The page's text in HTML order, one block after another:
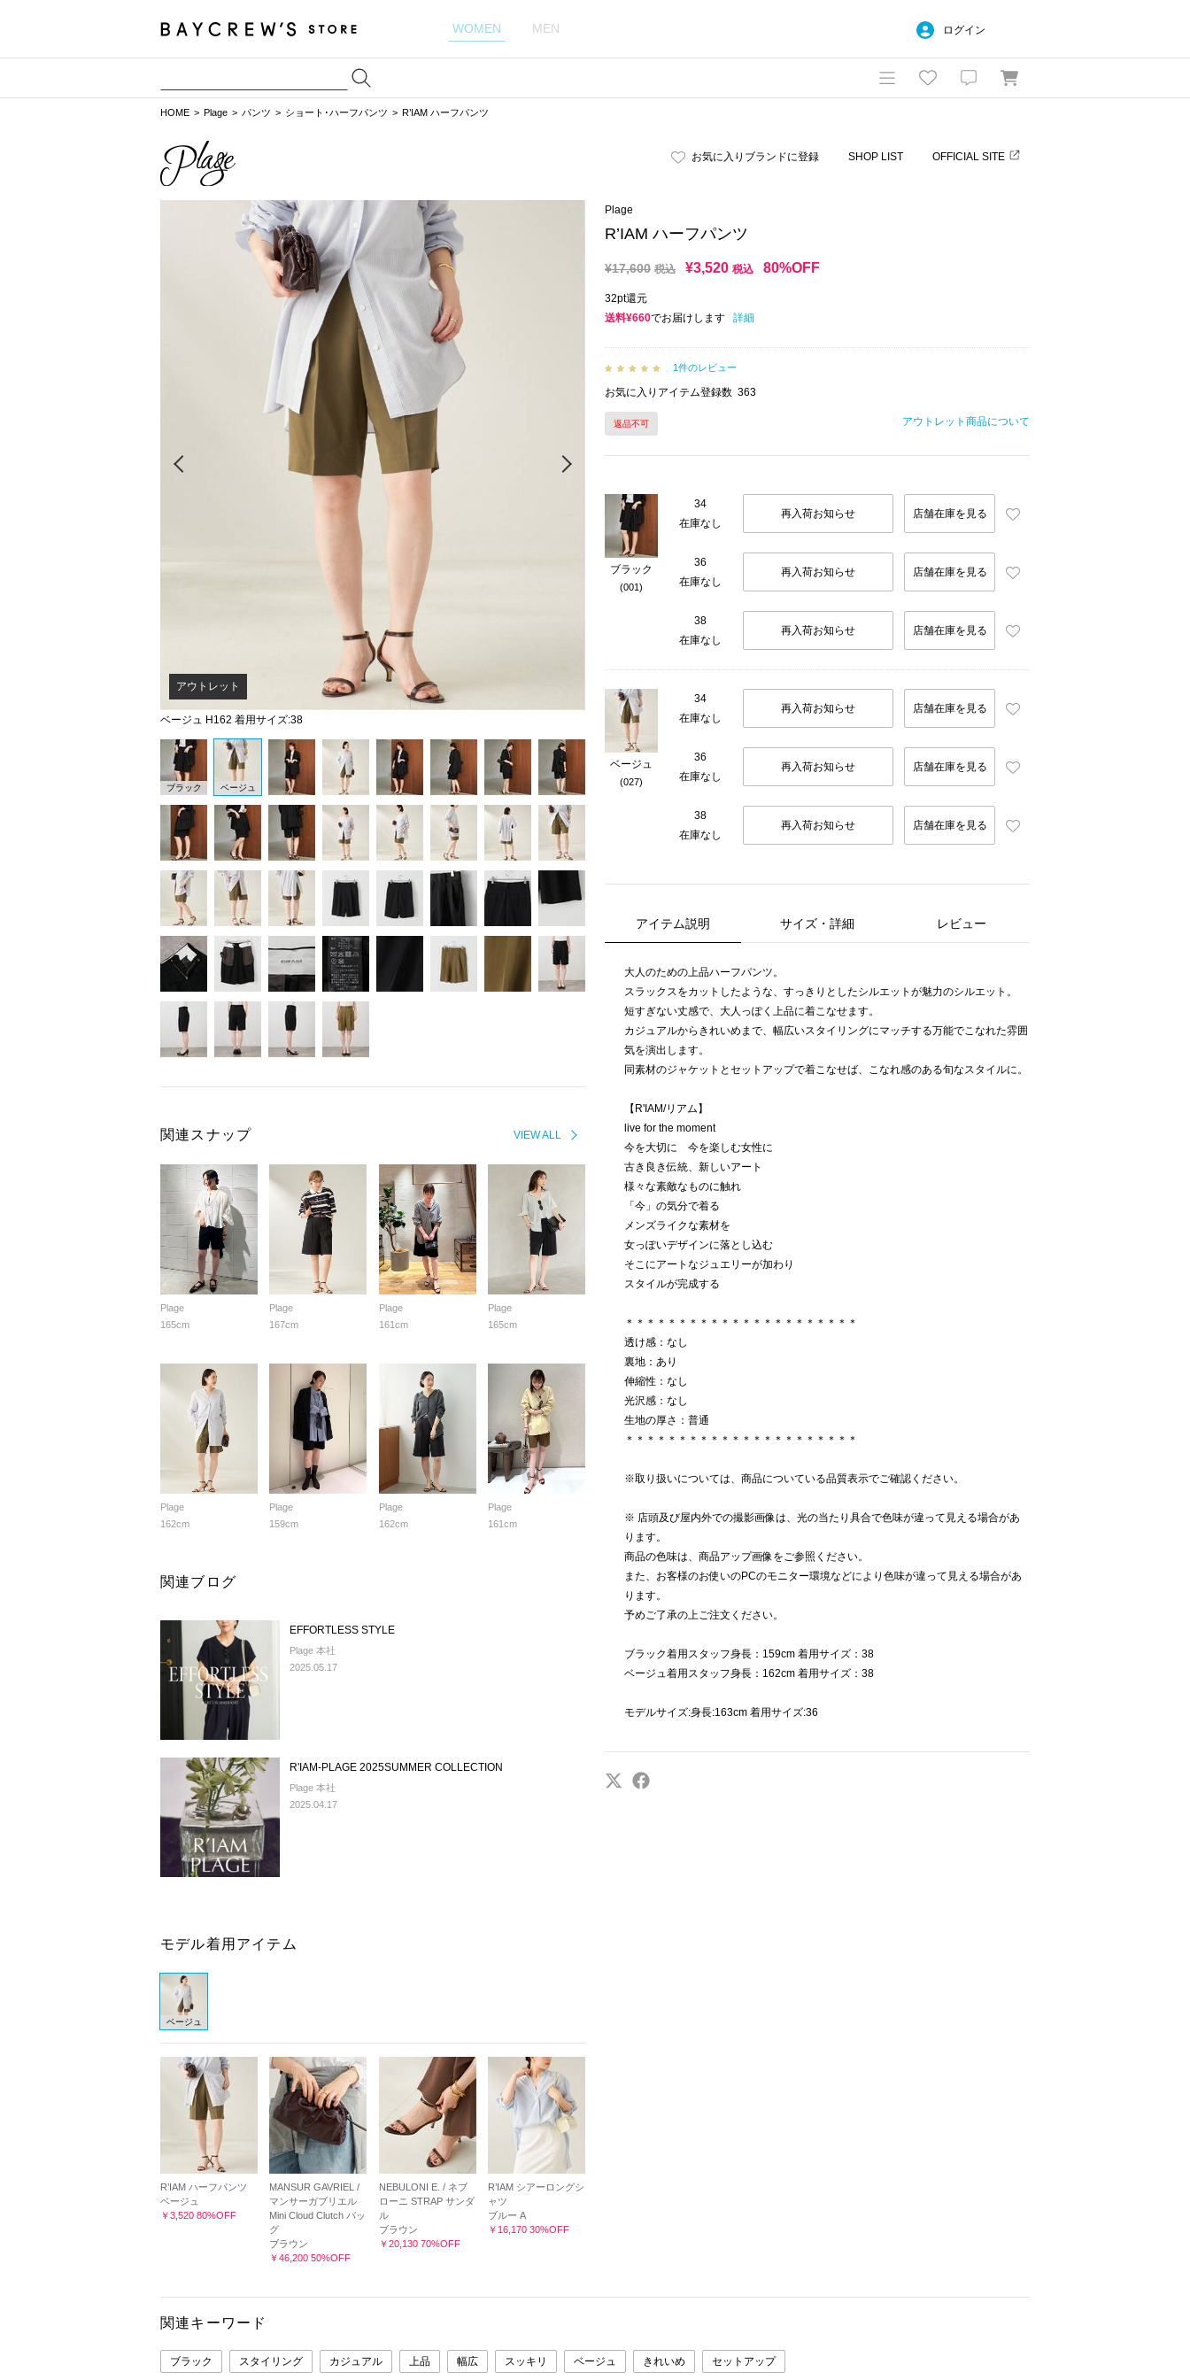
WOMEN MEN ログイン
HOME Plage パンツ ショート･ハーフパンツ R’IAM ハーフパンツ
お気に入りブランドに登録 SHOP LIST OFFICIAL SITE
ベージュ H162 着用サイズ:38
Next
アウトレット
ブラック ベージュ
VIEW ALL
関連スナップ
Plage
165cm
Plage
167cm
Plage
161cm
Plage
165cm
Plage
162cm
Plage
159cm
Plage
162cm
Plage
161cm
関連ブログ
EFFORTLESS STYLE
Plage 本社
2025.05.17
R'IAM-PLAGE 2025SUMMER COLLECTION
Plage 本社
2025.04.17
モデル着用アイテム
ベージュ
R’IAM ハーフパンツ
ベージュ
￥3,520 80%OFF
MANSUR GAVRIEL /
マンサーガブリエル
Mini Cloud Clutch バッ
グ
ブラウン
￥46,200 50%OFF
NEBULONI E. / ネブ
ローニ STRAP サンダ
ル
ブラウン
￥20,130 70%OFF
R’IAM シアーロングシ
ャツ
ブルー A
￥16,170 30%OFF
Plage
R’IAM ハーフパンツ
¥17,600 税込 ¥3,520 税込 80%OFF
32pt還元
送料¥660でお届けします 詳細
1件のレビュー
お気に入りアイテム登録数 363
返品不可 アウトレット商品について
ブラック
(001)
34
在庫なし
再入荷お知らせ 店舗在庫を見る
36
在庫なし
再入荷お知らせ 店舗在庫を見る
38
在庫なし
再入荷お知らせ 店舗在庫を見る
ベージュ
(027)
34
在庫なし
再入荷お知らせ 店舗在庫を見る
36
在庫なし
再入荷お知らせ 店舗在庫を見る
38
在庫なし
再入荷お知らせ 店舗在庫を見る
アイテム説明 サイズ・詳細 レビュー
大人のための上品ハーフパンツ。
スラックスをカットしたような、すっきりとしたシルエットが魅力のシルエット。
短すぎない丈感で、大人っぽく上品に着こなせます。
カジュアルからきれいめまで、幅広いスタイリングにマッチする万能でこなれた雰囲
気を演出します。
同素材のジャケットとセットアップで着こなせば、こなれ感のある旬なスタイルに。
【R'IAM/リアム】
live for the moment
今を大切に 今を楽しむ女性に
古き良き伝統、新しいアート
様々な素敵なものに触れ
「今」の気分で着る
メンズライクな素材を
女っぽいデザインに落とし込む
そこにアートなジュエリーが加わり
スタイルが完成する
＊＊＊＊＊＊＊＊＊＊＊＊＊＊＊＊＊＊＊＊＊＊
透け感：なし
裏地：あり
伸縮性：なし
光沢感：なし
生地の厚さ：普通
＊＊＊＊＊＊＊＊＊＊＊＊＊＊＊＊＊＊＊＊＊＊
※取り扱いについては、商品についている品質表示でご確認ください。
※ 店頭及び屋内外での撮影画像は、光の当たり具合で色味が違って見える場合があ
ります。
商品の色味は、商品アップ画像をご参照ください。
また、お客様のお使いのPCのモニター環境などにより色味が違って見える場合があ
ります。
予めご了承の上ご注文ください。
ブラック着用スタッフ身長：159cm 着用サイズ：38
ベージュ着用スタッフ身長：162cm 着用サイズ：38
モデルサイズ:身長:163cm 着用サイズ:36
関連キーワード
ブラック スタイリング カジュアル 上品 幅広 スッキリ ベージュ きれいめ セットアップ